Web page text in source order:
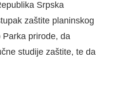
Srpska
zaštite planinskog
prirode, da
studije zaštite, te da